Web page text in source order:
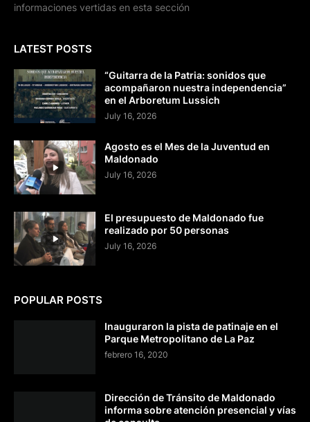
informaciones vertidas en esta sección
LATEST POSTS
“Guitarra de la Patria: sonidos que
acompañaron nuestra independencia”
en el Arboretum Lussich
July 16, 2026
Agosto es el Mes de la Juventud en
Maldonado
July 16, 2026
El presupuesto de Maldonado fue
realizado por 50 personas
July 16, 2026
POPULAR POSTS
Inauguraron la pista de patinaje en el
Parque Metropolitano de La Paz
febrero 16, 2020
Dirección de Tránsito de Maldonado
informa sobre atención presencial y vías